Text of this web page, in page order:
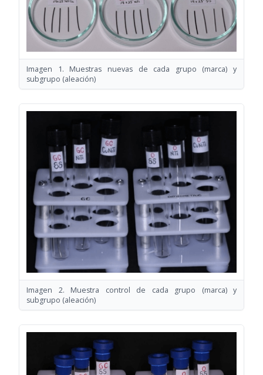
Imagen 1. Muestras nuevas de cada grupo (marca) y
subgrupo (aleación)
Imagen 2. Muestra control de cada grupo (marca) y
subgrupo (aleación)